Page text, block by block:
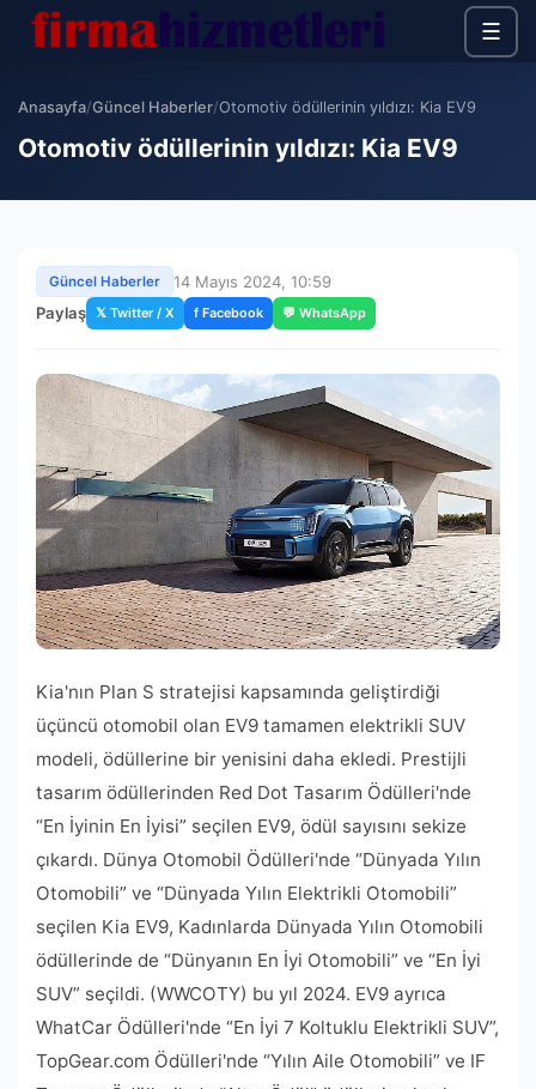
☰
Anasayfa/Güncel Haberler/Otomotiv ödüllerinin yıldızı: Kia EV9
Otomotiv ödüllerinin yıldızı: Kia EV9
Güncel Haberler
14 Mayıs 2024, 10:59
Paylaş 𝕏 Twitter / X f Facebook 💬 WhatsApp
Kia'nın Plan S stratejisi kapsamında geliştirdiği
üçüncü otomobil olan EV9 tamamen elektrikli SUV
modeli, ödüllerine bir yenisini daha ekledi. Prestijli
tasarım ödüllerinden Red Dot Tasarım Ödülleri'nde
“En İyinin En İyisi” seçilen EV9, ödül sayısını sekize
çıkardı. Dünya Otomobil Ödülleri'nde “Dünyada Yılın
Otomobili” ve “Dünyada Yılın Elektrikli Otomobili”
seçilen Kia EV9, Kadınlarda Dünyada Yılın Otomobili
ödüllerinde de “Dünyanın En İyi Otomobili” ve “En İyi
SUV” seçildi. (WWCOTY) bu yıl 2024. EV9 ayrıca
WhatCar Ödülleri'nde “En İyi 7 Koltuklu Elektrikli SUV”,
TopGear.com Ödülleri'nde “Yılın Aile Otomobili” ve IF